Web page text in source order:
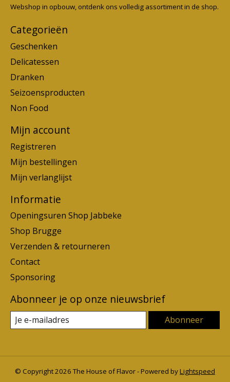
Webshop in opbouw, ontdenk ons volledig assortiment in de shop.
Categorieën
Geschenken
Delicatessen
Dranken
Seizoensproducten
Non Food
Mijn account
Registreren
Mijn bestellingen
Mijn verlanglijst
Informatie
Openingsuren Shop Jabbeke
Shop Brugge
Verzenden & retourneren
Contact
Sponsoring
Abonneer je op onze nieuwsbrief
Abonneer
© Copyright 2026 The House of Flavor - Powered byLightspeed